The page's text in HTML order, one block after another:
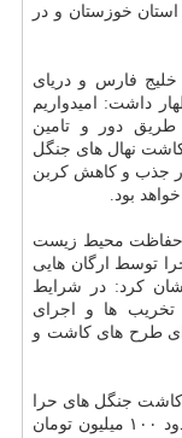
خوزستان و در
خلیج فارس و دریای
داشت: امیدواریم
دور و تامین
نهال های جنگل
جذب و كاهش كربن
بود.
حفاظت محیط زیست
توسط ارگان هایی
كرد: در شرایط
تخریب ها و اجرای
طرح های كاشت و
كاشت جنگل های حرا
در عسلویه در حدود یك هكتار انجام شده كه حدود ۱۰۰ میلیون تومان